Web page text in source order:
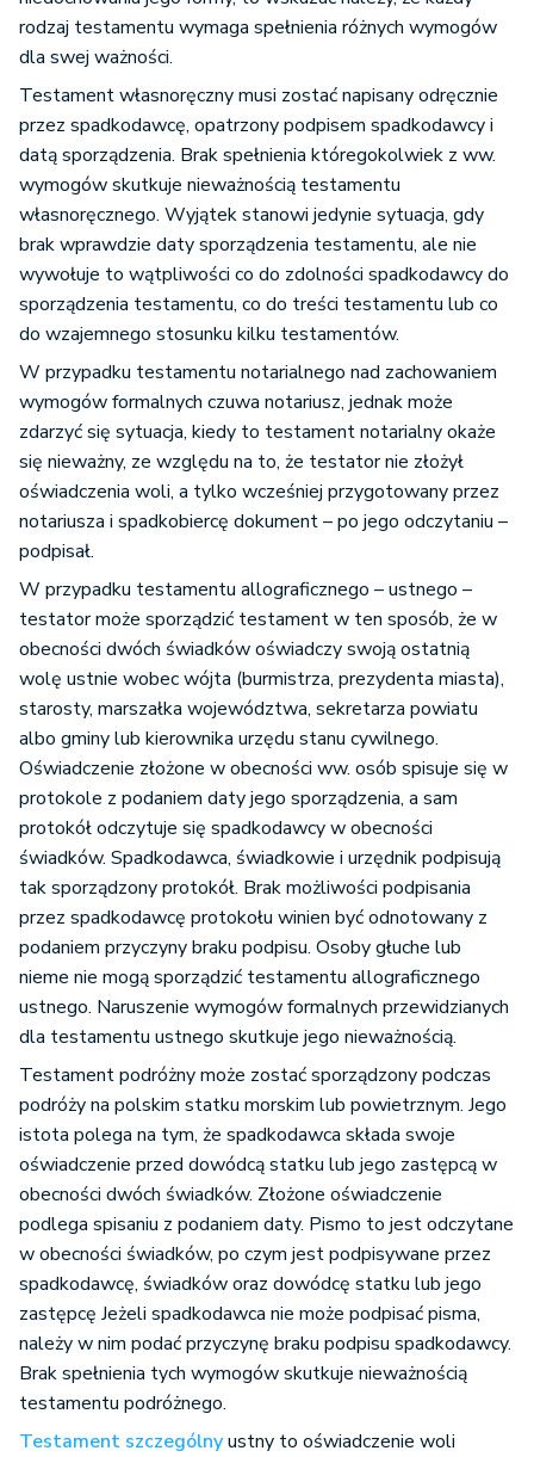
rodzaj testamentu wymaga spełnienia różnych wymogów
dla swej ważności.
Testament własnoręczny musi zostać napisany odręcznie
przez spadkodawcę, opatrzony podpisem spadkodawcy i
datą sporządzenia. Brak spełnienia któregokolwiek z ww.
wymogów skutkuje nieważnością testamentu
własnoręcznego. Wyjątek stanowi jedynie sytuacja, gdy
brak wprawdzie daty sporządzenia testamentu, ale nie
wywołuje to wątpliwości co do zdolności spadkodawcy do
sporządzenia testamentu, co do treści testamentu lub co
do wzajemnego stosunku kilku testamentów.
W przypadku testamentu notarialnego nad zachowaniem
wymogów formalnych czuwa notariusz, jednak może
zdarzyć się sytuacja, kiedy to testament notarialny okaże
się nieważny, ze względu na to, że testator nie złożył
oświadczenia woli, a tylko wcześniej przygotowany przez
notariusza i spadkobiercę dokument – po jego odczytaniu –
podpisał.
W przypadku testamentu allograficznego – ustnego –
testator może sporządzić testament w ten sposób, że w
obecności dwóch świadków oświadczy swoją ostatnią
wolę ustnie wobec wójta (burmistrza, prezydenta miasta),
starosty, marszałka województwa, sekretarza powiatu
albo gminy lub kierownika urzędu stanu cywilnego.
Oświadczenie złożone w obecności ww. osób spisuje się w
protokole z podaniem daty jego sporządzenia, a sam
protokół odczytuje się spadkodawcy w obecności
świadków. Spadkodawca, świadkowie i urzędnik podpisują
tak sporządzony protokół. Brak możliwości podpisania
przez spadkodawcę protokołu winien być odnotowany z
podaniem przyczyny braku podpisu. Osoby głuche lub
nieme nie mogą sporządzić testamentu allograficznego
ustnego. Naruszenie wymogów formalnych przewidzianych
dla testamentu ustnego skutkuje jego nieważnością.
Testament podróżny może zostać sporządzony podczas
podróży na polskim statku morskim lub powietrznym. Jego
istota polega na tym, że spadkodawca składa swoje
oświadczenie przed dowódcą statku lub jego zastępcą w
obecności dwóch świadków. Złożone oświadczenie
podlega spisaniu z podaniem daty. Pismo to jest odczytane
w obecności świadków, po czym jest podpisywane przez
spadkodawcę, świadków oraz dowódcę statku lub jego
zastępcę Jeżeli spadkodawca nie może podpisać pisma,
należy w nim podać przyczynę braku podpisu spadkodawcy.
Brak spełnienia tych wymogów skutkuje nieważnością
testamentu podróżnego.
Testament szczególnyustny to oświadczenie woli